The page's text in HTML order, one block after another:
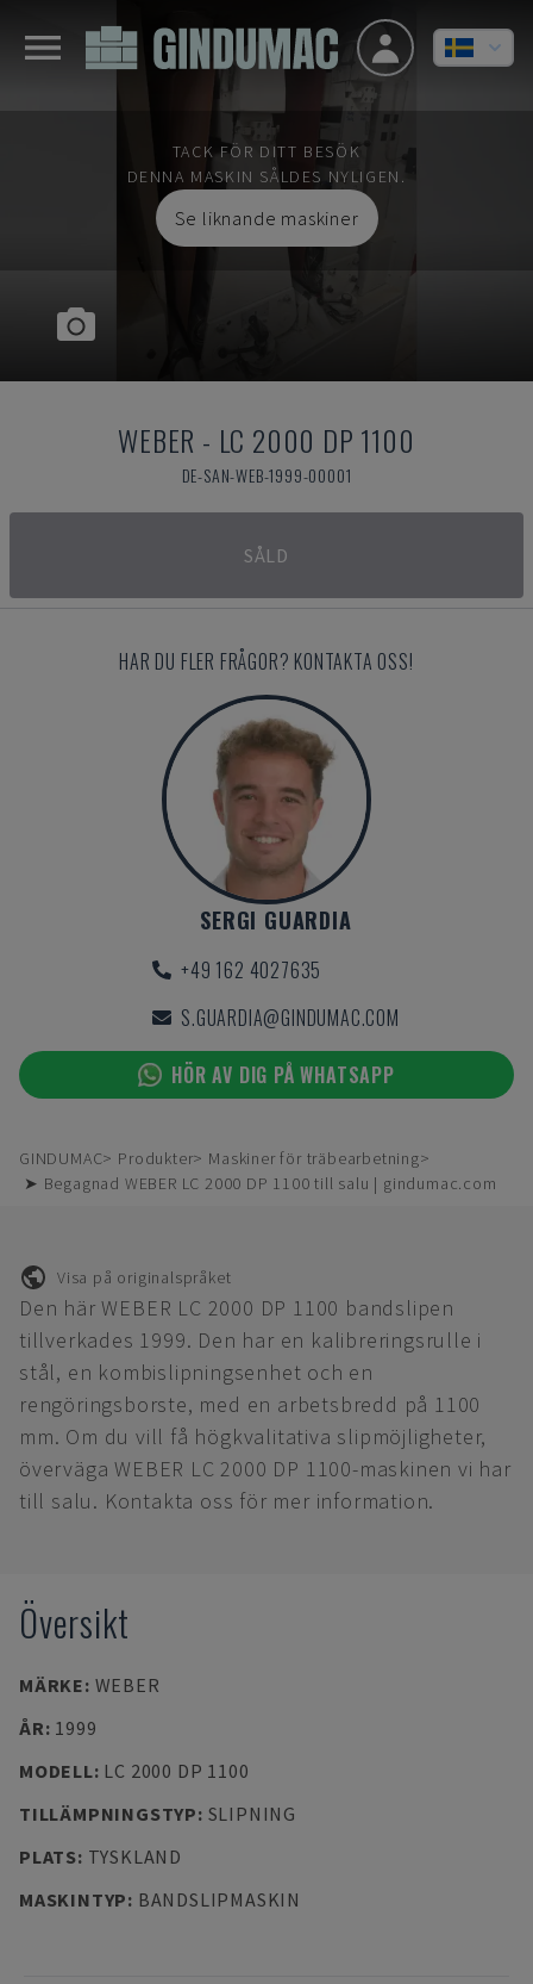
TACK FÖR DITT BESÖK
DENNA MASKIN SÅLDES NYLIGEN.
Se liknande maskiner
WEBER - LC 2000 DP 1100
DE-SAN-WEB-1999-00001
SÅLD
HAR DU FLER FRÅGOR? KONTAKTA OSS!
SERGI GUARDIA
+49 162 4027635
S.GUARDIA@GINDUMAC.COM
HÖR AV DIG PÅ WHATSAPP
GINDUMAC Produkter
Maskiner för träbearbetning
➤ Begagnad WEBER LC 2000 DP 1100 till salu | gindumac.com
Visa på originalspråket
Den här WEBER LC 2000 DP 1100 bandslipen
tillverkades 1999. Den har en kalibreringsrulle i
stål, en kombislipningsenhet och en
rengöringsborste, med en arbetsbredd på 1100
mm. Om du vill få högkvalitativa slipmöjligheter,
överväga WEBER LC 2000 DP 1100-maskinen vi har
till salu. Kontakta oss för mer information.
Översikt
MÄRKE: WEBER
ÅR: 1999
MODELL: LC 2000 DP 1100
TILLÄMPNINGSTYP: SLIPNING
PLATS: TYSKLAND
MASKINTYP: BANDSLIPMASKIN